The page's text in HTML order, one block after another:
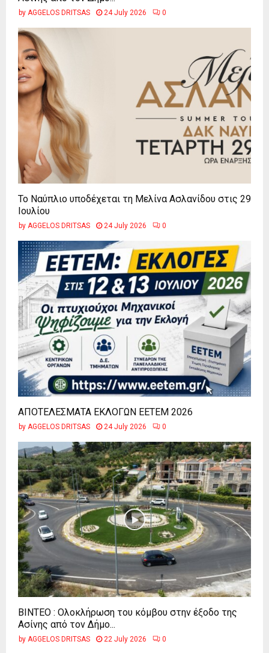
by AGGELOS DRITSAS 24 July 2026 0
Το Ναύπλιο υποδέχεται τη Μελίνα Ασλανίδου στις 29
Ιουλίου
by AGGELOS DRITSAS 24 July 2026 0
ΑΠΟΤΕΛΕΣΜΑΤΑ ΕΚΛΟΓΩΝ ΕΕΤΕΜ 2026
by AGGELOS DRITSAS 24 July 2026 0
ΒΙΝΤΕΟ : Ολοκλήρωση του κόμβου στην έξοδο της
Ασίνης από τον Δήμο...
by AGGELOS DRITSAS 22 July 2026 0